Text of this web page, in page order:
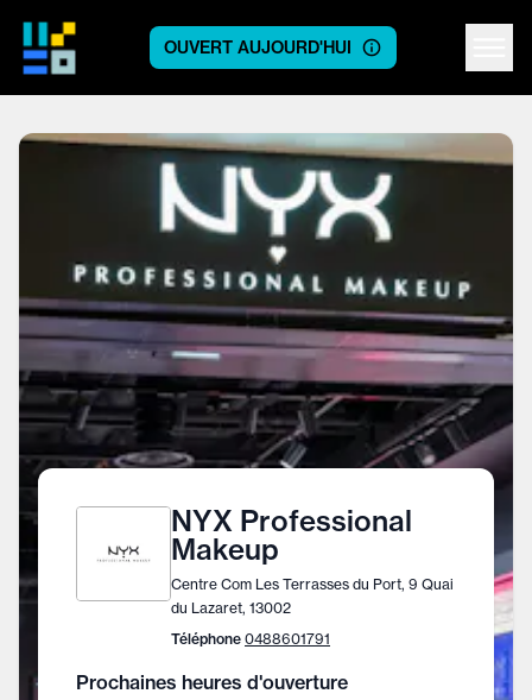
Centre logo
OUVERT AUJOURD'HUI
NYX Professional
Makeup
Centre Com Les Terrasses du Port, 9 Quai
du Lazaret, 13002
Téléphone 0488601791
Prochaines heures d'ouverture